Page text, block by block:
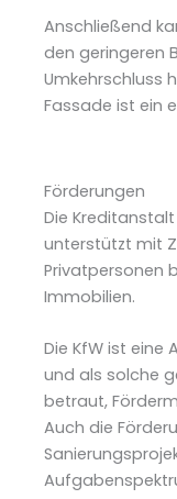
Anschließend
den geringeren
Umkehrschluss
Fassade ist ein
Förderungen
Die
unterstützt mit
Privatpersonen
Immobilien.
Die KfW ist eine
und als solche
betraut,
Auch die